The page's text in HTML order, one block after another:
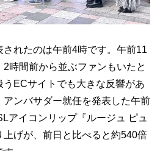
れたのは午前4時です。午前11
時間前から並ぶファンもいたと
ECサイトでも大きな反響があ
アンバサダー就任を発表した午前
アイコンリップ『ルージュ ピュ
げが、前日と比べると約540倍